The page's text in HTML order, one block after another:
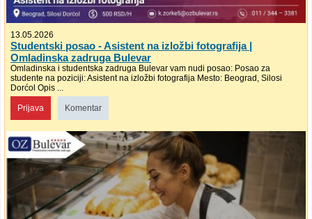
13.05.2026
Studentski posao - Asistent na izložbi fotografija |
Omladinska zadruga Bulevar
Omladinska i studentska zadruga Bulevar vam nudi posao: Posao za
studente na poziciji: Asistent na izložbi fotografija Mesto: Beograd, Silosi
Dorćol Opis ...
Prijava Komentar